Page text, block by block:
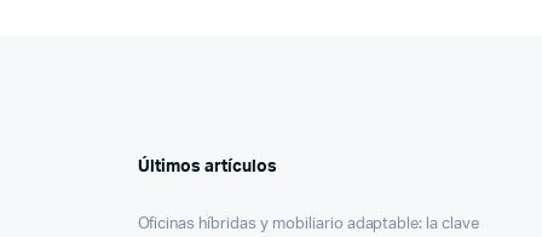
Últimos artículos
Oficinas híbridas y mobiliario adaptable: la clave